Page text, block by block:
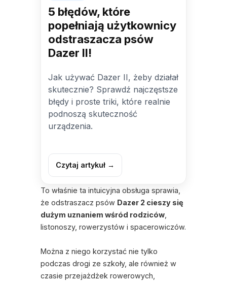
5 błędów, które
popełniają użytkownicy
odstraszacza psów
Dazer II!
Jak używać Dazer II, żeby działał
skutecznie? Sprawdź najczęstsze
błędy i proste triki, które realnie
podnoszą skuteczność
urządzenia.
Czytaj artykuł →
To właśnie ta intuicyjna obsługa sprawia,
że odstraszacz psów Dazer 2 cieszy się
dużym uznaniem wśród rodziców
listonoszy, rowerzystów i spacerowiczów.
Można z niego korzystać nie tylko
podczas drogi ze szkoły, ale również w
czasie przejażdżek rowerowych